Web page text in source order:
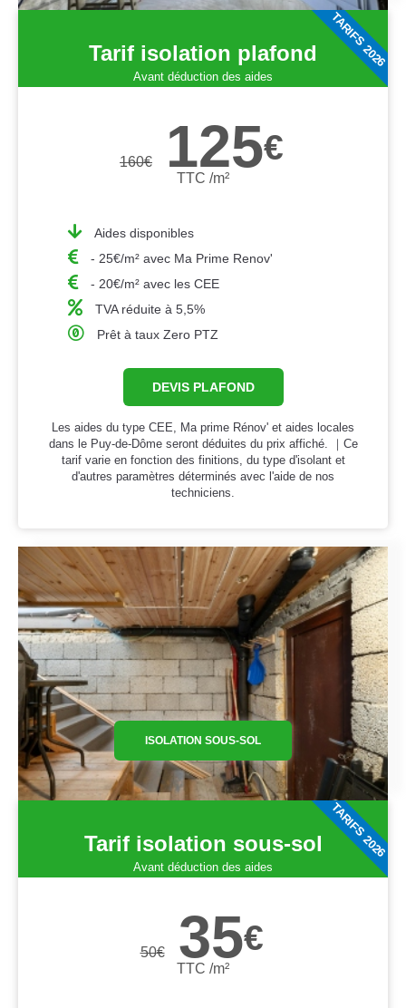
Tarif isolation plafond
Avant déduction des aides
160€ 125€
TTC /m²
Aides disponibles
- 25€/m² avec Ma Prime Renov'
- 20€/m² avec les CEE
TVA réduite à 5,5%
Prêt à taux Zero PTZ
DEVIS PLAFOND
Les aides du type CEE, Ma prime Rénov' et aides locales
dans le Puy-de-Dôme seront déduites du prix affiché. ｜Ce
tarif varie en fonction des finitions, du type d'isolant et
d'autres paramètres déterminés avec l'aide de nos
techniciens.
TARIFS 2026
ISOLATION SOUS-SOL
Tarif isolation sous-sol
Avant déduction des aides
50€ 35€
TTC /m²
TARIFS 2026